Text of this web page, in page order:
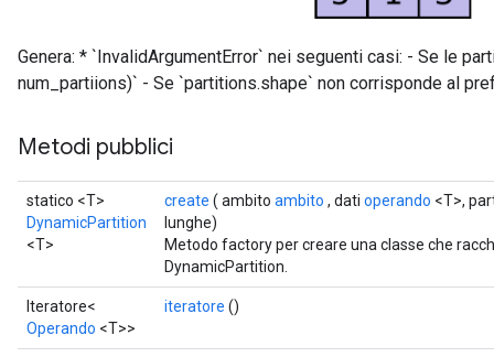
Genera: * `InvalidArgumentError` nei seguenti casi: - Se le
num_partiions)` - Se `partitions.shape` non corrisponde al
Metodi pubblici
statico <T>
DynamicPartition
<T>
create ( ambito ambito , dati operando <T>,
lunghe)
Metodo factory per creare una classe che
DynamicPartition.
Iteratore<
Operando <T>>
iteratore ()